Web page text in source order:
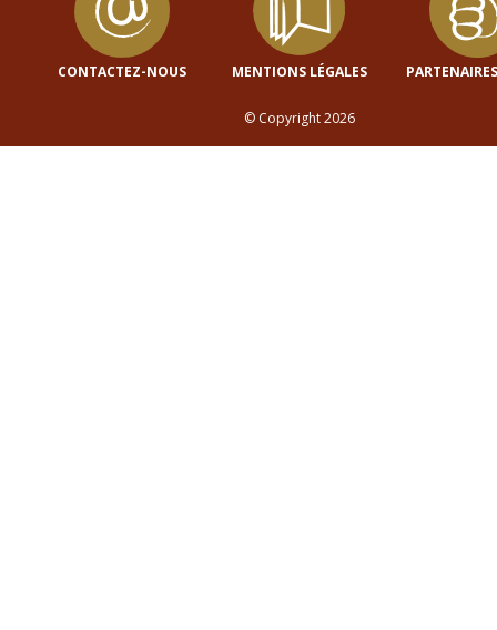
CONTACTEZ-NOUS MENTIONS LÉGALES
© Copyright 2026